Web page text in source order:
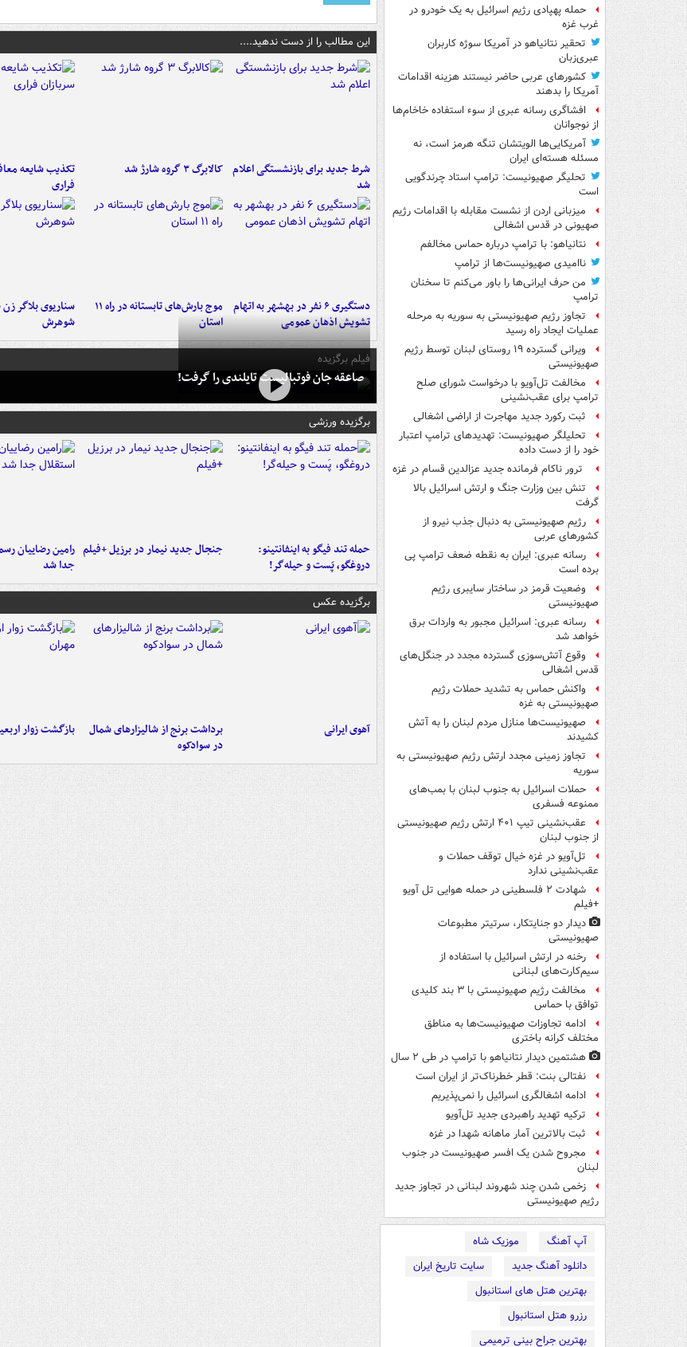
حمله پهپادی رژیم اسرائیل به یک خودرو در
غرب غزه
تحقیر نتانیاهو در آمریکا سوژه کاربران
عبری‌زبان
کشورهای عربی حاضر نیستند هزینه اقدامات
آمریکا را بدهند
افشاگری رسانه عبری از سوء استفاده خاخام‌ها
از نوجوانان
آمریکایی‌ها الویتشان تنگه هرمز است، نه
مسئله هسته‌ای ایران
تحلیگر صهیونیست: ترامپ استاد چرندگویی
است
میزبانی اردن از نشست مقابله با اقدامات رژیم
صهیونی در قدس اشغالی
نتانیاهو: با ترامپ درباره حماس مخالفم
ناامیدی صهیونیست‌ها از ترامپ
من حرف ایرانی‌ها را باور می‌کنم تا سخنان
ترامپ
تجاوز رژیم صهیونیستی به سوریه به مرحله
عملیات ایجاد راه رسید
ویرانی گسترده ۱۹ روستای لبنان توسط رژیم
صهیونیستی
مخالفت تل‌آویو با درخواست شورای صلح
ترامپ برای عقب‌نشینی
ثبت رکورد جدید مهاجرت از اراضی اشغالی
تحلیلگر صهیونیست: تهدیدهای ترامپ اعتبار
خود را از دست داده
ترور ناکام فرمانده جدید عزالدین قسام در غزه
تنش بین وزارت جنگ و ارتش اسرائیل بالا
گرفت
رژیم صهیونیستی به دنبال جذب نیرو از
کشورهای عربی
رسانه عبری: ایران به نقطه ضعف ترامپ پی
برده است
وضعیت قرمز در ساختار سایبری رژیم
صهیونیستی
رسانه عبری: اسرائیل مجبور به واردات برق
خواهد شد
وقوع آتش‌سوزی گسترده مجدد در جنگل‌های
قدس اشغالی
واکنش حماس به تشدید حملات رژیم
صهیونیستی به غزه
صهیونیست‌ها منازل مردم لبنان را به ‌آتش
کشیدند
تجاوز زمینی مجدد ارتش رژیم صهیونیستی به
سوریه
حملات اسرائیل به جنوب لبنان با بمب‌های
ممنوعه فسفری
عقب‌نشینی تیپ ۴۰۱ ارتش رژیم صهیونیستی
از جنوب لبنان
تل‌آویو در غزه خیال توقف حملات و
عقب‌نشینی ندارد
شهادت ۲ فلسطینی در حمله هوایی تل آویو
+فیلم
دیدار دو جنایتکار،‌ سرتیتر مطبوعات
صهیونیستی
رخنه در ارتش اسرائیل با استفاده از
سیم‌کارت‌های لبنانی
مخالفت رژیم صهیونیستی با ۳ بند کلیدی
توافق با حماس
ادامه تجاوزات صهیونیست‌ها به مناطق
مختلف کرانه باختری
هشتمین دیدار نتانیاهو با ترامپ در طی ۲ سال
نفتالی بنت: قطر خطرناک‌تر از ایران است
ادامه اشغالگری اسرائیل را نمی‌پذیریم
ترکیه تهدید راهبردی جدید تل‌آویو
ثبت بالاترین آمار ماهانه شهدا در غزه
مجروح شدن یک افسر صهیونیست در جنوب
لبنان
زخمی شدن چند شهروند لبنانی در تجاوز جدید
رژیم صهیونیستی
آپ آهنگ
موزیک شاه
دانلود آهنگ جدید
سایت تاریخ ایران
بهترین هتل های استانبول
رزرو هتل استانبول
بهترین جراح بینی ترمیمی
این مطالب را از دست ندهید....
شرط جدید برای بازنشستگی اعلام
شد
کالابرگ ۳ گروه شارژ شد
تکذیب شایعه
فراری
دستگیری ۶ نفر در بهشهر به اتهام
تشویش اذهان عمومی
موج بارش‌های تابستانه در راه ۱۱
استان
سناریوی بلاگر
شوهرش
فیلم برگزیده
صاعقه جان فوتبالیست تایلندی را گرفت!
برگزیده ورزشی
حمله تند فیگو به اینفانتینو:
دروغگو، پَست‌ و حیله‌گر!
جنجال جدید نیمار در برزیل +فیلم رامین رضاییان
جدا شد
برگزیده عکس
آهوی ایرانی
برداشت برنج از شالیزارهای شمال
در سوادکوه
بازگشت زوار